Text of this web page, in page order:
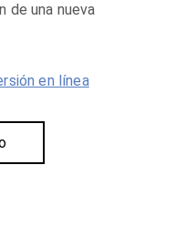
de una nueva
en línea